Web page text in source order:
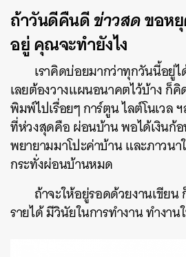
ถ้าวันดีคืนดีข่าวสดขอห
อยู่ คุณจะทำยังไง
เราคิดบ่อยมากว่าทุกวันนี้อยู่ไ
เลยต้องวางแผนอนาคตไว้บ้าง ก็คิ
พิมพ์ไปเรื่อยๆ การ์ตูน ไลต์โนเวล
ที่ห่วงสุดคือ ผ่อนบ้าน พอได้เงินก้อ
พยายามมาโปะค่าบ้าน และภาวนา
กระทั่งผ่อนบ้านหมด
ถ้าจะให้อยู่รอดด้วยงานเขียน
รายได้ มีวินัยในการทำงาน ทำงาน